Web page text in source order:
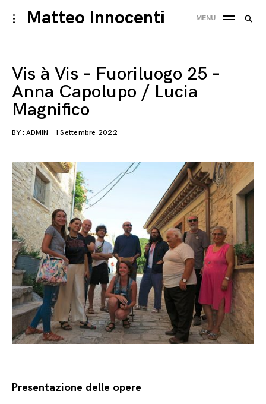
Skip
to
Matteo Innocenti
toggle
MENU
Vis à Vis – Fuoriluogo 25 –
Anna Capolupo / Lucia
Magnifico
BY : ADMIN 1 Settembre 2022
Presentazione delle opere